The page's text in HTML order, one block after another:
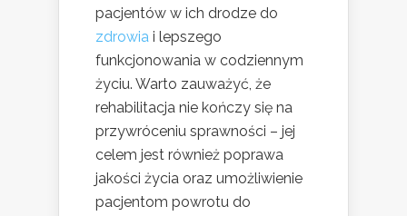
pacjentów w ich drodze do
zdrowia i lepszego
funkcjonowania w codziennym
życiu. Warto zauważyć, że
rehabilitacja nie kończy się na
przywróceniu sprawności – jej
celem jest również poprawa
jakości życia oraz umożliwienie
pacjentom powrotu do